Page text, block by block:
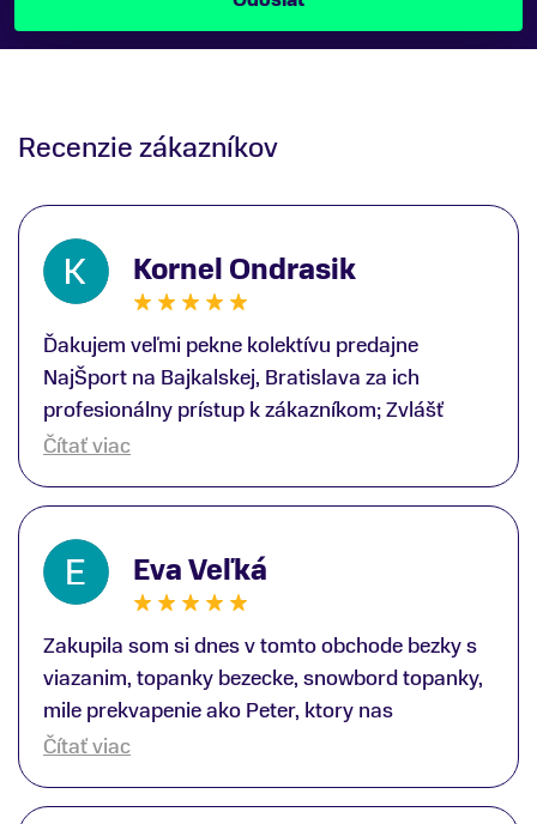
Recenzie zákazníkov
Kornel Ondrasik
Ďakujem veľmi pekne kolektívu predajne
NajŠport na Bajkalskej, Bratislava za ich
profesionálny prístup k zákazníkom; Zvlášť
ďakujem špecialistovi Martinovi Gunišovi za
lyžiarskej obuvi, ako aj prilby.. všetko značka
Atomic; Pán Martin Guniš mi svojou
odbornosťou otvoril nové obzory a dozvedel
som sa, vďaka jeho profesionálnemu prístupu k
zákazníkovi, up-to-date informácie o nových
trendoch v lyžiarských technológiách; Z
predajne NajŠport som odchádzal s nakúpom
nového lyžiarského vybavenia nielen ako veľmi
spokojný zákazník, ale aj s rešpektom, že
majitelia takejto špičkovej športovej predajne na
Čítať viac
Eva Veľká
Zakupila som si dnes v tomto obchode bezky s
viazanim, topanky bezecke, snowbord topanky,
mile prekvapenie ako Peter, ktory nas
obsluhoval mal prehlad, poradil nam super. Za
Serede
Čítať viac